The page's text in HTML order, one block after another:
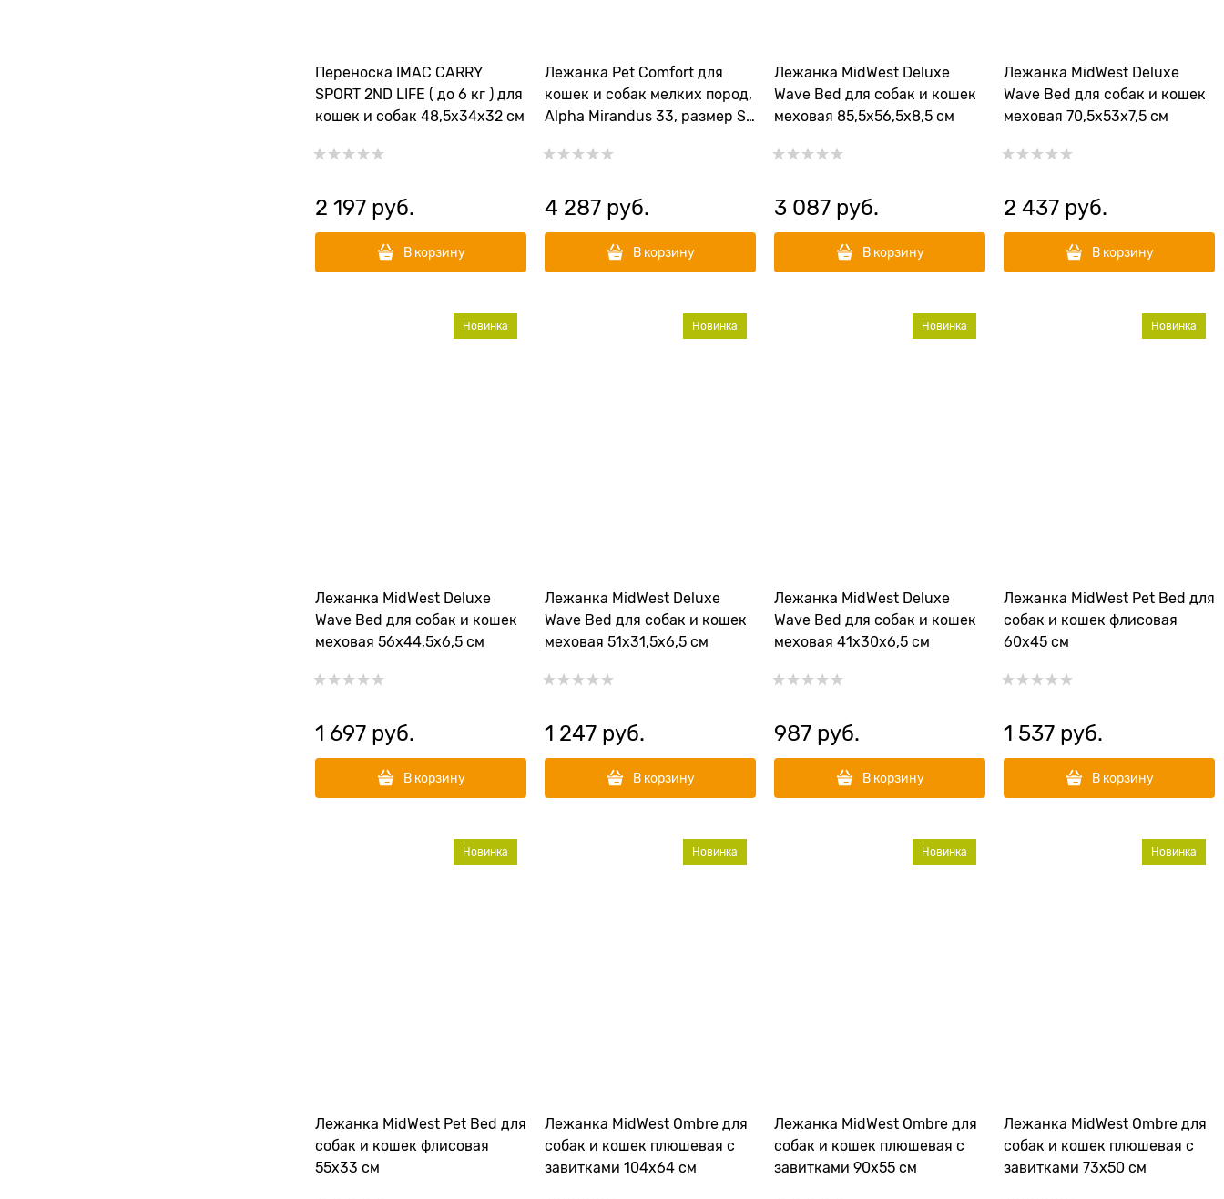
Переноска IMAC CARRY
SPORT 2ND LIFE ( до 6 кг ) для
кошек и собак 48,5х34х32 см
2 197 руб.
В корзину
Лежанка Pet Comfort для
кошек и собак мелких пород,
Alpha Mirandus 33, размер S
4 287 руб.
В корзину
Лежанка MidWest Deluxe
Wave Bed для собак и кошек
меховая 85,5х56,5х8,5 см
3 087 руб.
В корзину
Лежанка MidWest Deluxe
Wave Bed для собак и кошек
меховая 70,5х53х7,5 см
2 437 руб.
В корзину
Лежанка MidWest Deluxe
Wave Bed для собак и кошек
меховая 56х44,5х6,5 см
Новинка
1 697 руб.
В корзину
Лежанка MidWest Deluxe
Wave Bed для собак и кошек
меховая 51х31,5х6,5 см
Новинка
1 247 руб.
В корзину
Лежанка MidWest Deluxe
Wave Bed для собак и кошек
меховая 41х30х6,5 см
Новинка
987 руб.
В корзину
Лежанка MidWest Pet Bed для
собак и кошек флисовая
60х45 см
Новинка
1 537 руб.
В корзину
Лежанка MidWest Pet Bed для
собак и кошек флисовая
55х33 см
Новинка
Лежанка MidWest Ombre для
собак и кошек плюшевая с
завитками 104х64 см
Новинка
Лежанка MidWest Ombre для
собак и кошек плюшевая с
завитками 90х55 см
Новинка
Лежанка MidWest Ombre для
собак и кошек плюшевая с
завитками 73х50 см
Новинка